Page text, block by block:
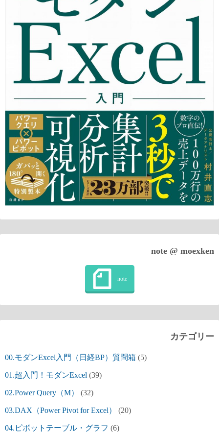
note @ moexken
カテゴリー
00.モダンExcel入門（日経BP）質問箱 (5)
01.超入門！モダンExcel (39)
02.Power Query（M） (32)
03.DAX（Power Pivot for Excel） (20)
04.ピボットテーブル・グラフ (6)